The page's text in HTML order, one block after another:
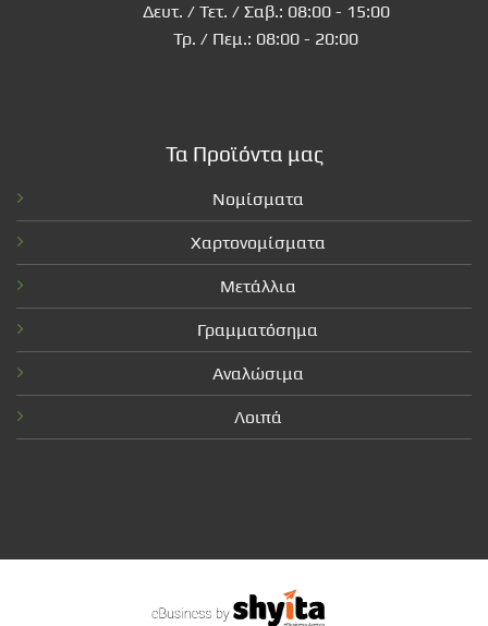
Δευτ. / Τετ. / Σαβ.: 08:00 - 15:00
Τρ. / Πεμ.: 08:00 - 20:00
Τα Προϊόντα μας
Νομίσματα
Χαρτονομίσματα
Μετάλλια
Γραμματόσημα
Αναλώσιμα
Λοιπά